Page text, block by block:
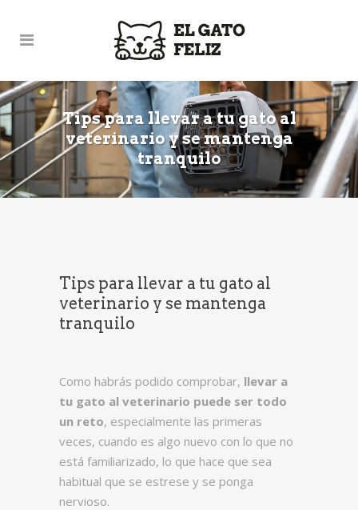
Tips para llevar a tu gato al
veterinario y se mantenga
tranquilo
Tips para llevar a tu gato al
veterinario y se mantenga
tranquilo
Como habrás podido comprobar, llevar a
tu gato al veterinario puede ser todo
un reto, especialmente las primeras
veces, cuando es algo nuevo con lo que no
está familiarizado, lo que hace que sea
habitual que se estrese y se ponga
nervioso.